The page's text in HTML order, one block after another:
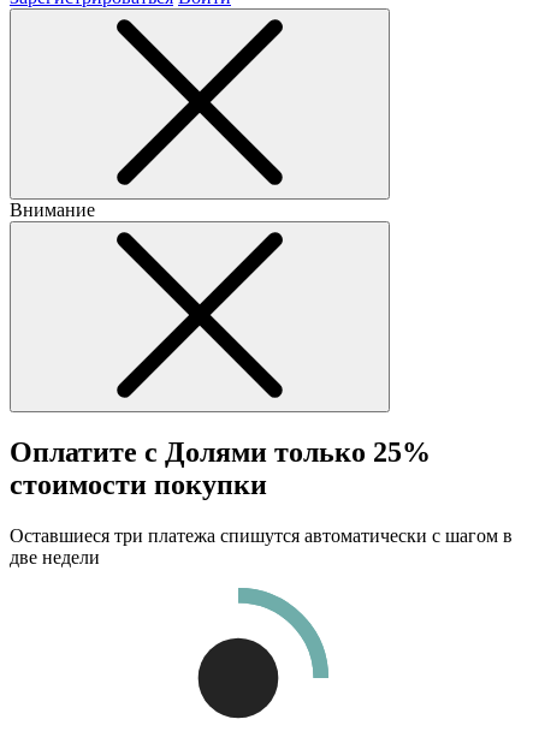
Внимание
Оплатите с Долями только 25%
стоимости покупки
Оставшиеся три платежа спишутся автоматически с шагом в
две недели